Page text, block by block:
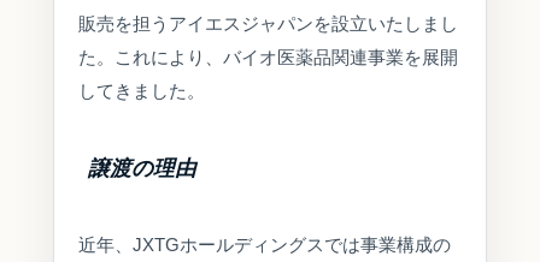
販売を担うアイエスジャパンを設立いたしまし
た。これにより、バイオ医薬品関連事業を展開
してきました。
譲渡の理由
近年、JXTGホールディングスでは事業構成の